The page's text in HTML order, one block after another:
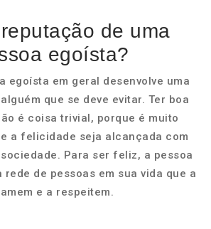
de uma
egoísta?
egoísta em geral desenvolve uma
que se deve evitar. Ter boa
é coisa trivial, porque é muito
a felicidade seja alcançada com
Para ser feliz, a pessoa
rede de pessoas em sua vida que a
amem e a respeitem.